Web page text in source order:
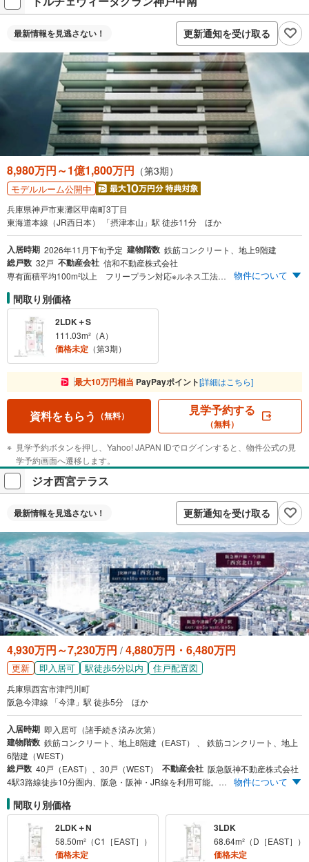
最新情報を見逃さない！ 更新通知を受け取る
8,980万円～1億1,800万円 （第3期）
モデルルーム公開中
兵庫県神戸市東灘区甲南町3丁目
東海道本線（JR西日本） 「摂津本山」駅 徒歩11分 ほか
入居時期 2026年11月下旬予定 建物階数 鉄筋コンクリート、地上9階建
総戸数 32戸 不動産会社 信和不動産株式会社
専有面積平均100m²以上 フリープラン対応※ルネス工法・高層階 全面床下収納※ルネス工法・高層階 全邸南向き 乾太君とエネファームを全戸対応 駐車場設置率100％ 平面駐車場・タワーパーキング（出庫予約可） JR東海道本線（神戸線）「摂津本山」駅へ徒歩11分 JR東海道本線（神戸線）「摂津本山」駅より「三ノ宮」駅へ11～12分
物件について
間取り別価格
2LDK＋S
111.03m²（A）
価格未定 （第3期）
最大10万円相当 PayPayポイント[詳細はこちら]
資料をもらう （無料） 見学予約する
（無料）
見学予約ボタンを押し、Yahoo! JAPAN IDでログインすると、物件公式の見
学予約画面へ遷移します。
ジオ西宮テラス
最新情報を見逃さない！ 更新通知を受け取る
4,930万円～7,230万円 / 4,880万円・6,480万円
更新 即入居可 駅徒歩5分以内 住戸配置図
兵庫県西宮市津門川町
阪急今津線 「今津」駅 徒歩5分 ほか
入居時期 即入居可（諸手続き済み次第）
建物階数 鉄筋コンクリート、地上8階建（EAST） 、 鉄筋コンクリート、地上
6階建（WEST）
総戸数 40戸（EAST）、30戸（WEST） 不動産会社 阪急阪神不動産株式会社
4駅3路線徒歩10分圏内、阪急・阪神・JR線を利用可能。完全予約制、建物内モデルルーム公開中。建物内モデルルーム見学可。棟内モデルルーム家具家電付き分譲中。
物件について
間取り別価格
2LDK＋N
58.50m²（C1［EAST］）
価格未定
3LDK
68.64m²（D［EAST］）
価格未定